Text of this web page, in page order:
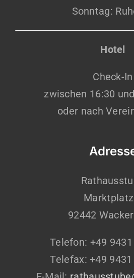
Sonntag:
Hotel
Check-In
zwischen 16:30
oder nach
92442
Telefon: +49
Telefax: +49